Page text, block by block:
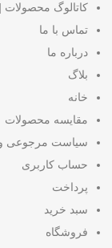
کاتالوگ
تماس با ما
درباره ما
بلاگ
خانه
مقایسه محصولات
سیاست مرجوعی
حساب کاربری
پرداخت
سبد خرید
فروشگاه